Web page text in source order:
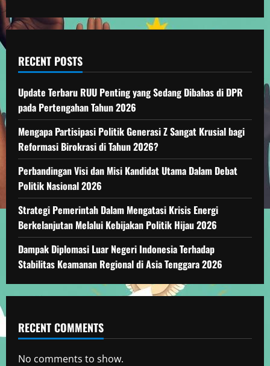
RECENT POSTS
Update Terbaru RUU Penting yang Sedang Dibahas di DPR
pada Pertengahan Tahun 2026
Mengapa Partisipasi Politik Generasi Z Sangat Krusial bagi
Reformasi Birokrasi di Tahun 2026?
Perbandingan Visi dan Misi Kandidat Utama Dalam Debat
Politik Nasional 2026
Strategi Pemerintah Dalam Mengatasi Krisis Energi
Berkelanjutan Melalui Kebijakan Politik Hijau 2026
Dampak Diplomasi Luar Negeri Indonesia Terhadap
Stabilitas Keamanan Regional di Asia Tenggara 2026
RECENT COMMENTS
No comments to show.